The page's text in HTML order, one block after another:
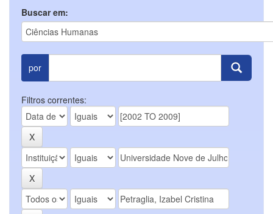
Buscar em:
por
Filtros correntes: